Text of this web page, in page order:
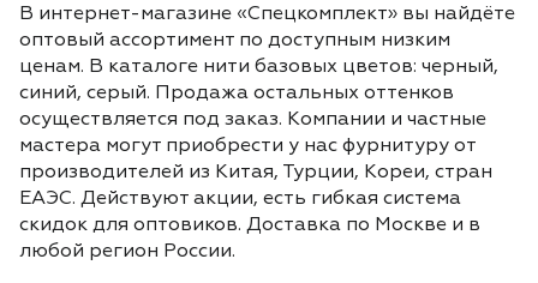
В интернет-магазине «Спецкомплект» вы найдёте
оптовый ассортимент по доступным низким
ценам. В каталоге нити базовых цветов: черный,
синий, серый. Продажа остальных оттенков
осуществляется под заказ. Компании и частные
мастера могут приобрести у нас фурнитуру от
производителей из Китая, Турции, Кореи, стран
ЕАЭС. Действуют акции, есть гибкая система
скидок для оптовиков. Доставка по Москве и в
любой регион России.